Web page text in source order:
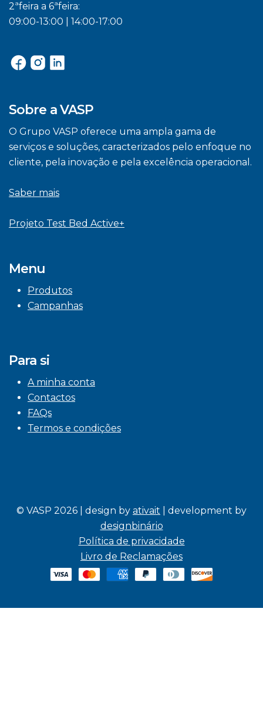
2ªfeira a 6ªfeira:
09:00-13:00 | 14:00-17:00
Sobre a VASP
O Grupo VASP oferece uma ampla gama de
serviços e soluções, caracterizados pelo enfoque no
cliente, pela inovação e pela excelência operacional.
Saber mais
Projeto Test Bed Active+
Menu
Produtos
Campanhas
Para si
A minha conta
Contactos
FAQs
Termos e condições
© VASP 2026 | design by ativait | development by
designbinário
Política de privacidade
Livro de Reclamações